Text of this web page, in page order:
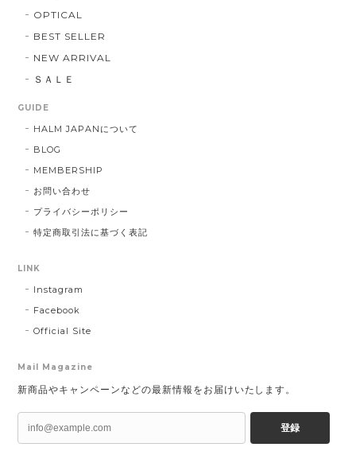
OPTICAL
BEST SELLER
NEW ARRIVAL
ＳＡＬＥ
GUIDE
HALM JAPANについて
BLOG
MEMBERSHIP
お問い合わせ
プライバシーポリシー
特定商取引法に基づく表記
LINK
Instagram
Facebook
Official Site
Mail Magazine
新商品やキャンペーンなどの最新情報をお届けいたします。
登録